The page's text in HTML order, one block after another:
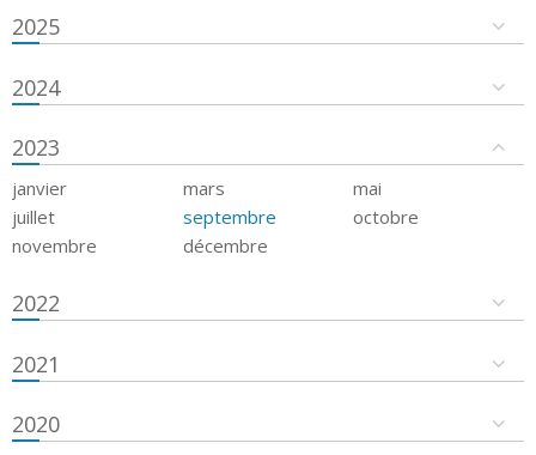
2025
2024
2023
janvier mars
mai
juillet
septembre
octobre
novembre
décembre
2022
2021
2020